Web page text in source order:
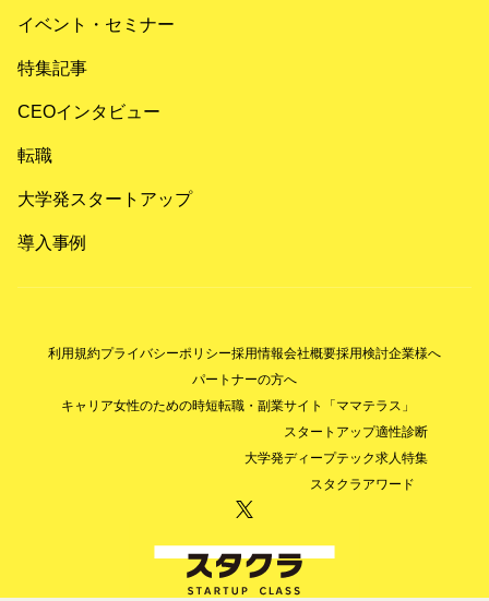
イベント・セミナー
特集記事
CEOインタビュー
転職
大学発スタートアップ
導入事例
利用規約プライバシーポリシー採用情報会社概要採用検討企業様へ
パートナーの方へ
キャリア女性のための時短転職・副業サイト「ママテラス」
スタートアップ適性診断
大学発ディープテック求人特集
スタクラアワード